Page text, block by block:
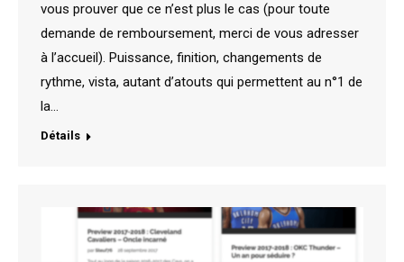
vous prouver que ce n’est plus le cas (pour toute
demande de remboursement, merci de vous adresser
à l’accueil). Puissance, finition, changements de
rythme, vista, autant d’atouts qui permettent au n°1 de
la…
Détails